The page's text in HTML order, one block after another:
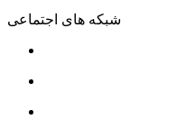
شبکه های اجتماعی